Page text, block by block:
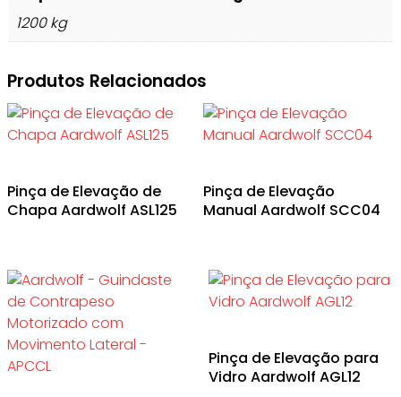
1200 kg
Produtos Relacionados
Pinça de Elevação de
Chapa Aardwolf ASL125
Pinça de Elevação
Manual Aardwolf SCC04
Pinça de Elevação para
Vidro Aardwolf AGL12